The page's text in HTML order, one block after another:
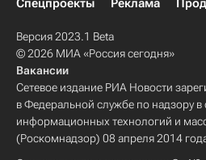
Спецпроекты
Реклама
Версия 2023.1 Beta
© 2026 МИА «Россия сегодня»
Вакансии
Сетевое издание РИА Новости
в Федеральной службе по надзору в
информационных технологий и
(Роскомнадзор) 08 апреля 2014